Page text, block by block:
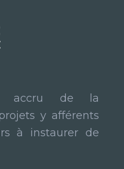
accru de la
y afférents
à instaurer de